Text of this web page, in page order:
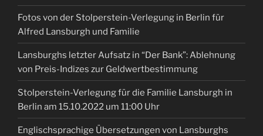
Fotos von der Stolperstein-Verlegung in Berlin für
Alfred Lansburgh und Familie
Lansburghs letzter Aufsatz in “Der Bank”: Ablehnung
von Preis-Indizes zur Geldwertbestimmung
Stolperstein-Verlegung für die Familie Lansburgh in
Berlin am 15.10.2022 um 11:00 Uhr
Englischsprachige Übersetzungen von Lansburghs